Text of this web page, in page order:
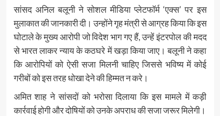
सांसद अनिल बलूनी ने सोशल मीडिया प्लेटफॉर्म ‘एक्स’ पर इस
मुलाकात की जानकारी दी। उन्होंने गृह मंत्री से आग्रह किया कि इस
घोटाले के मुख्य आरोपी जो विदेश भाग गए हैं, उन्हें इंटरपोल की मदद
से भारत लाकर न्याय के कठघरे में खड़ा किया जाए। बलूनी ने कहा
कि आरोपियों को ऐसी सजा मिलनी चाहिए जिससे भविष्य में कोई
गरीबों को इस तरह धोखा देने की हिम्मत न करे।
अमित शाह ने सांसदों को भरोसा दिलाया कि इस मामले में कड़ी
कार्रवाई होगी और दोषियों को उनके अपराध की सजा जरूर मिलेगी।